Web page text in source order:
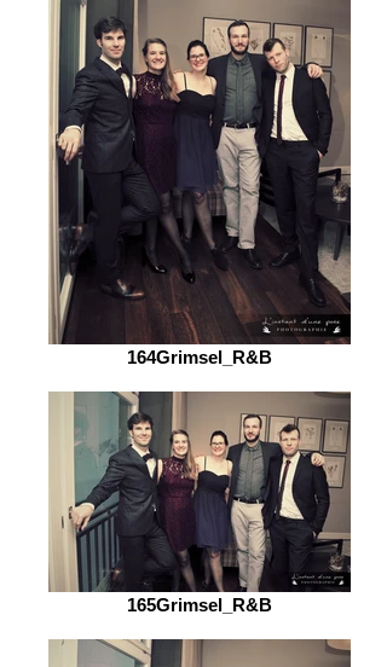
164Grimsel_R&B
165Grimsel_R&B